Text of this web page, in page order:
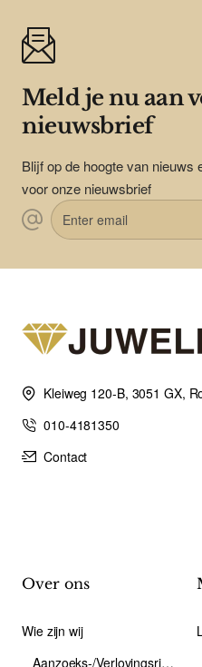
Meld je nu aan
nieuwsbrief
Blijf op de hoogte van nieuws
voor onze nieuwsbrief
Enter
email
Kleiweg 120-B, 3051 GX,
010-4181350
Contact
Over ons
Wie zijn wij
Aanzoeks-/Verlovingsring